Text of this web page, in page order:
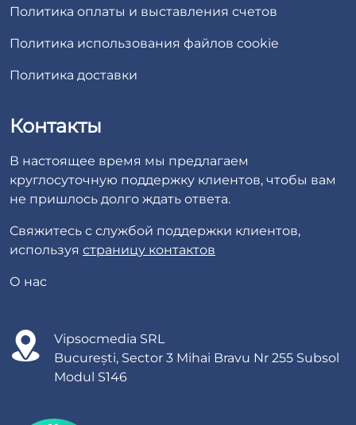
Политика оплаты и выставления счетов
Политика использования файлов cookie
Политика доставки
Контакты
В настоящее время мы предлагаем
круглосуточную поддержку клиентов, чтобы вам
не пришлось долго ждать ответа.
Свяжитесь с службой поддержки клиентов,
используя страницу контактов
О нас
Vipsocmedia SRL
București, Sector 3 Mihai Bravu Nr 255 Subsol
Modul S146